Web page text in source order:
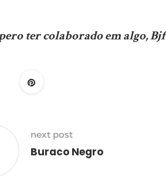
ter colaborado em algo, Bjf
next post
Buraco Negro